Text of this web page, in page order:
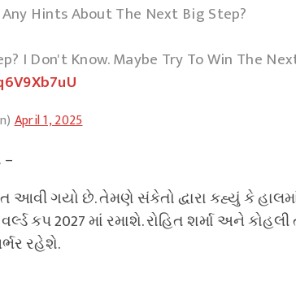
Hints About The Next Big Step?
I Don't Know. Maybe Try To Win The
April 1, 2025
આવી ગયો છે. તેમણે સંકેતો દ્વારા કહ્યું કે
કપ 2027 માં રમાશે. રોહિત શર્મા અને
રહેશે.